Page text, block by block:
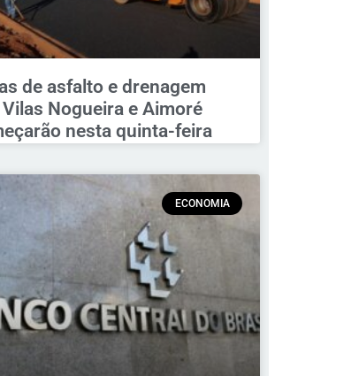
de asfalto e drenagem
Nogueira e Aimoré
nesta quinta-feira
ECONOMIA